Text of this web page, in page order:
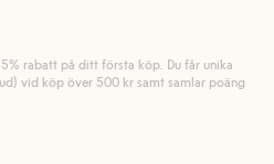
rabatt på ditt första köp. Du får unika
vid köp över 500 kr samt samlar poäng